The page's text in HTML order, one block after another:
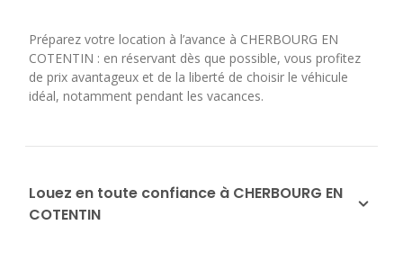
Préparez votre location à l’avance à CHERBOURG EN
COTENTIN : en réservant dès que possible, vous profitez
de prix avantageux et de la liberté de choisir le véhicule
idéal, notamment pendant les vacances.
Louez en toute confiance à CHERBOURG EN
COTENTIN